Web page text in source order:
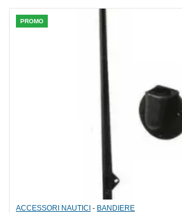
PROMO
ACCESSORI NAUTICI - BANDIERE